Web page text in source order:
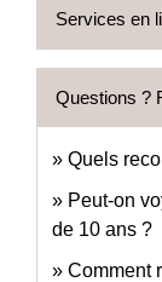
Services en
Questions ?
Quels
Peut-on
de 10 ans ?
Comment